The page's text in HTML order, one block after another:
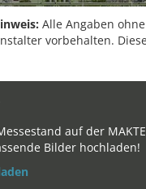
Alle Angaben
vorbehalten.
auf der
Bilder hochladen!